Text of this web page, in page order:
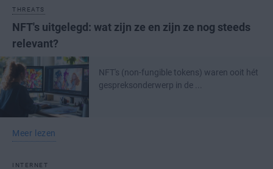
THREATS
NFT's uitgelegd: wat zijn ze en zijn ze nog steeds
relevant?
NFT's (non-fungible tokens) waren ooit hét
gespreksonderwerp in de ...
Meer lezen
INTERNET